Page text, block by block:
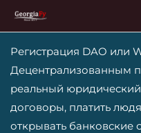
Перейти
содержимому
Регистрация DAO или
Децентрализованным
реальный
договоры, платить
открывать банковские